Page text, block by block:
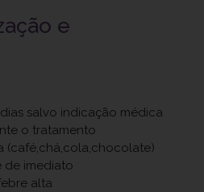
e
salvo indicação médica
o tratamento
(café,chá,cola,chocolate)
de imediato
alta